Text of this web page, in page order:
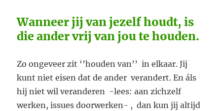
Wanneer jij van jezelf houdt, is
die ander vrij van jou te houden.
Zo ongeveer zit ‘’houden van’’ in elkaar. Jij
kunt niet eisen dat de ander verandert. En áls
hij niet wil veranderen -lees: aan zichzelf
werken, issues doorwerken- , dan kun jij altijd